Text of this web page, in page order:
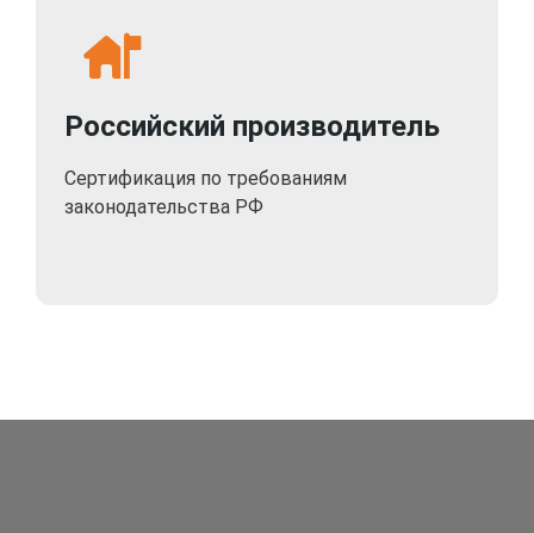
Российский производитель
Сертификация по требованиям
законодательства РФ